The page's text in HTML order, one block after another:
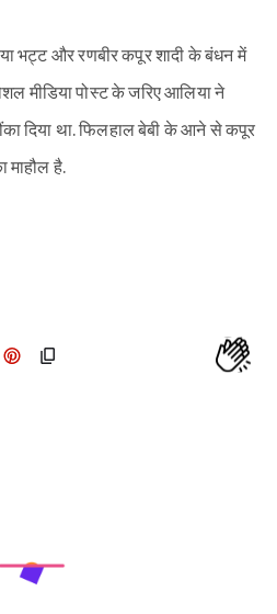
भट्ट और रणबीर कपूर शादी के बंधन में
मीडिया पोस्ट के जरिए आलिया ने
दिया था. फिलहाल बेबी के आने से कपूर
है.